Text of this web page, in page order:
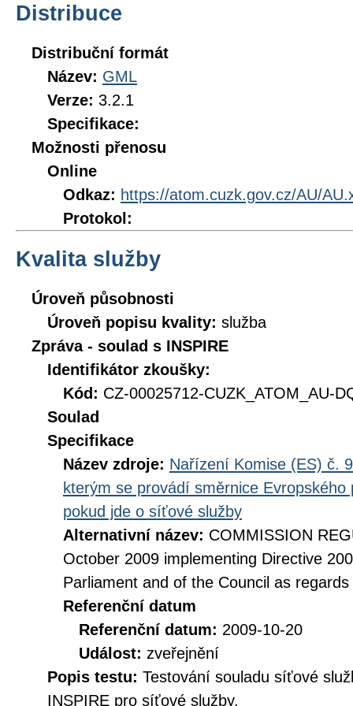
Distribuce
Distribuční formát
Název: GML
Verze: 3.2.1
Specifikace:
Možnosti přenosu
Online
Odkaz: https://atom.cuzk.gov.cz/AU/
Protokol:
Kvalita služby
Úroveň působnosti
Úroveň popisu kvality: služba
Zpráva - soulad s INSPIRE
Identifikátor zkoušky:
Kód: CZ-00025712-CUZK_ATOM_AU-
Soulad
Specifikace
Název zdroje: Nařízení Komise (ES) č.
kterým se provádí směrnice
pokud jde o síťové služby
Alternativní název: COMMISSION
October 2009 implementing Directive
Parliament and of the Council as
Referenční datum
Referenční datum: 2009-10-20
Událost: zveřejnění
Popis testu: Testování souladu síťové
INSPIRE pro síťové služby.